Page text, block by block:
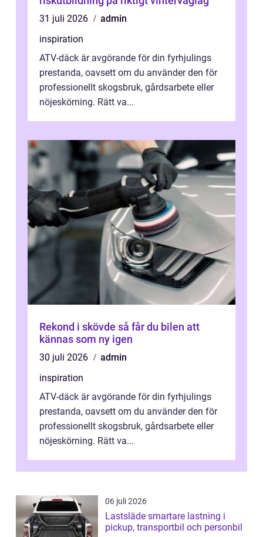
31 juli 2026
admin
inspiration
ATV-däck är avgörande för din fyrhjulings
prestanda, oavsett om du använder den för
professionellt skogsbruk, gårdsarbete eller
nöjeskörning. Rätt va...
Rekond i skövde så får du bilen att
kännas som ny igen
30 juli 2026
admin
inspiration
ATV-däck är avgörande för din fyrhjulings
prestanda, oavsett om du använder den för
professionellt skogsbruk, gårdsarbete eller
nöjeskörning. Rätt va...
06 juli 2026
Lastsläde smartare lastning i
pickup, transportbil och personbil